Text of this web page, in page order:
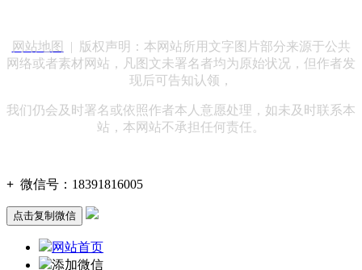
网站地图
| 版权声明：本网站所用文字图片部分来源于公共
网络或者素材网站，凡图文未署名者均为原始状况，但作者发
现后可告知认领，
我们仍会及时署名或依照作者本人意愿处理，如未及时联系本
站，本网站不承担任何责任。
+ 微信号： 18391816005
点击复制微信
网站首页
添加微信